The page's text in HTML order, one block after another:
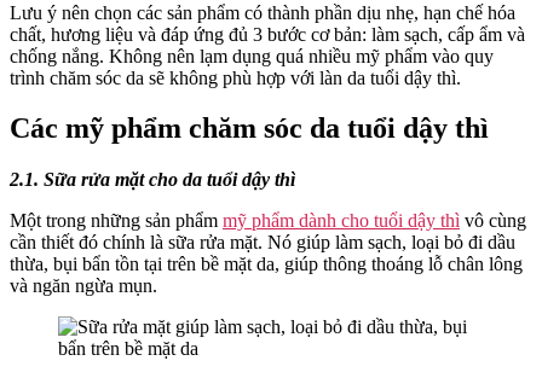
Lưu ý nên chọn các sản phẩm có thành phần dịu nhẹ, hạn chế hóa
chất, hương liệu và đáp ứng đủ 3 bước cơ bản: làm sạch, cấp ẩm và
chống nắng. Không nên lạm dụng quá nhiều mỹ phẩm vào quy
trình chăm sóc da sẽ không phù hợp với làn da tuổi dậy thì.
Các mỹ phẩm chăm sóc da tuổi dậy thì
2.1. Sữa rửa mặt cho da tuổi dậy thì
Một trong những sản phẩm mỹ phẩm dành cho tuổi dậy thì vô cùng
cần thiết đó chính là sữa rửa mặt. Nó giúp làm sạch, loại bỏ đi dầu
thừa, bụi bẩn tồn tại trên bề mặt da, giúp thông thoáng lỗ chân lông
và ngăn ngừa mụn.